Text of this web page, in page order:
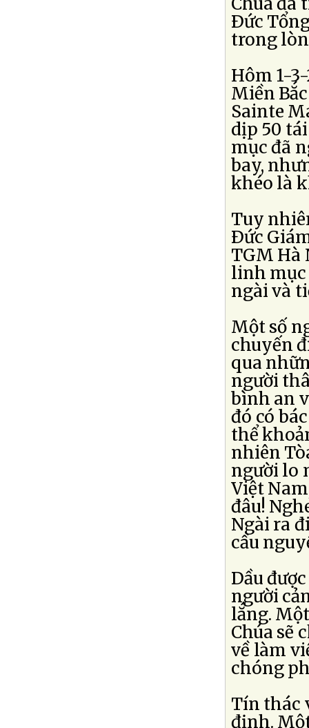
Ðức
trong
Hôm 1-
Miền
Sainte
dịp 50
mục đã
bay,
khéo là
Tuy
Ðức
TGM Hà
linh mục
ngài và
Một số
chuyến
qua
người
bình an
đó có
thể
nhiên
người lo
Việt
đâu!
Ngài ra
cầu
Dầu
người
lắng.
Chúa sẽ
về làm
chóng
Tín thác
định.